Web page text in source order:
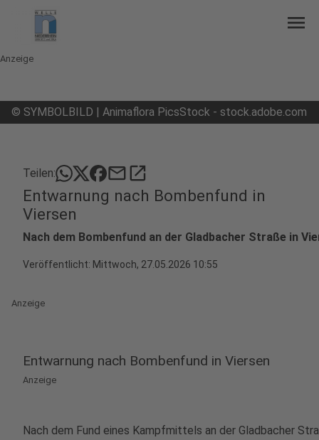
menu
Anzeige
© SYMBOLBILD | Animaflora PicsStock - stock.adobe.com
Teilen: mailopen_in_new
Entwarnung nach Bombenfund in
Viersen
Nach dem Bombenfund an der Gladbacher Straße in
Veröffentlicht: Mittwoch, 27.05.2026 10:55
Anzeige
Entwarnung nach Bombenfund in Viersen
Anzeige
Nach dem Fund eines Kampfmittels an der Gladbacher